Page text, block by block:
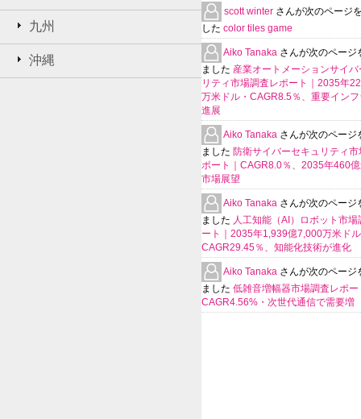
九州
沖縄
scott winter さんが次のページ
した color tiles game
Aiko Tanaka さんが次のページ
ました 産業オートメーションサイ
リティ市場調査レポート｜2035年
万米ドル・CAGR8.5％、重要イン
進展
Aiko Tanaka さんが次のページ
ました 防衛サイバーセキュリティ
ポート｜CAGR8.0％、2035年460
市場展望
Aiko Tanaka さんが次のページ
ました 人工知能（AI）ロボット市場
ート｜2035年1,939億7,000万米ド
CAGR29.45％、知能化技術が進化
Aiko Tanaka さんが次のページ
ました 低雑音増幅器市場調査レポー
CAGR4.56%・次世代通信で需要増